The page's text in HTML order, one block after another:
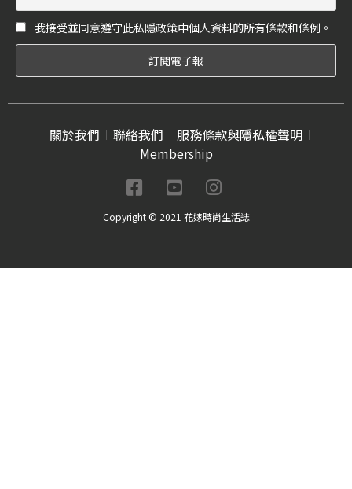
我接受並同意遵守此私隱政策中個人資料的所有條款和條例。
關於我們 聯絡我們
服務條款與隱私權聲明
Membership
Copyright © 2021 花嫁時尚生活誌